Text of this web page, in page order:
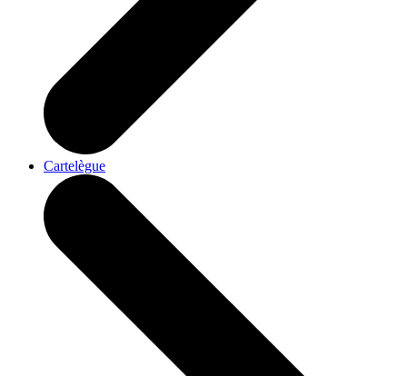
Cartelègue